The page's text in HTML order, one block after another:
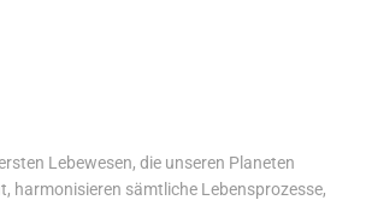
Lebewesen, die unseren Planeten
harmonisieren sämtliche Lebensprozesse,